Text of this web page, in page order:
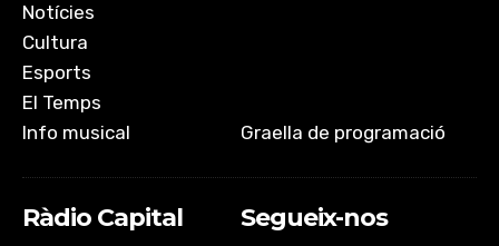
Notícies
Cultura
Esports
El Temps
Info musical
Graella de programació
Ràdio Capital Segueix-nos